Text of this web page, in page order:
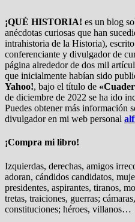
¡QUÉ HISTORIA! es un blog
anécdotas curiosas que han
intrahistoria de la Historia),
conferenciante y divulgador de
página alrededor de dos mil
que inicialmente habían sido
Yahoo!, bajo el título de
de diciembre de 2022 se ha ido
Puedes obtener más información
divulgador en mi web personal
¡Compra mi libro!
Izquierdas, derechas, amigos
adoran, cándidos candidatos,
presidentes, aspirantes, tiranos,
tretas, traiciones, guerras;
constituciones; héroes, villanos…